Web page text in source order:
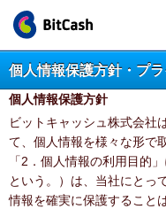
個人情報保護方針・プ
個人情報保護方針
ビットキャッシュ株式会社
て、個人情報を様々な形で
「2．個人情報の利用目的
という。）は、当社にとっ
情報を確実に保護すること